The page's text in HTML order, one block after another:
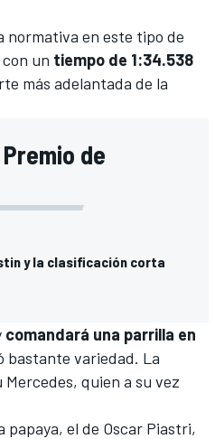
normativa en este tipo de
un tiempo de 1:34.538
más adelantada de la
de
y la clasificación corta
comandará una parrilla en
bastante variedad. La
Mercedes, quien a su vez
papaya, el de Oscar Piastri,